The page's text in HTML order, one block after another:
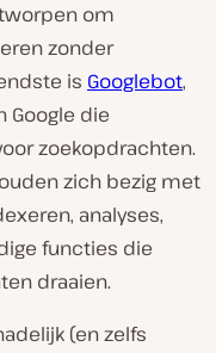
om
zonder
is Googlebot,
Google die
zoekopdrachten.
zich bezig met
analyses,
functies die
draaien.
(en zelfs